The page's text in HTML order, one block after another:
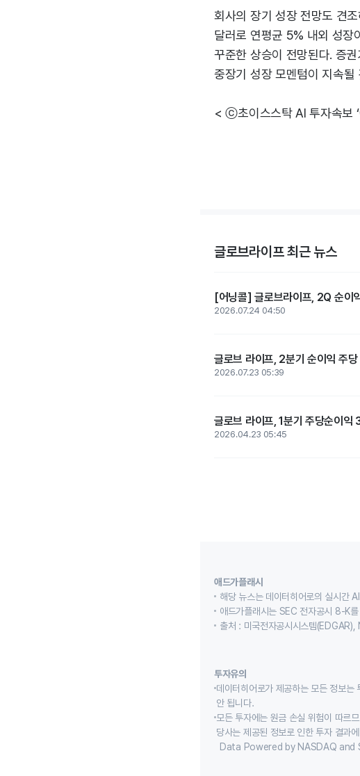
회사의 장기 성장 전망도 견
달러로 연평균 5% 내외 성
꾸준한 상승이 전망된다. 증
중장기 성장 모멘텀이 지속될
< ⓒ초이스스탁 AI 투자속보
글로브라이프 최근 뉴스
[어닝콜] 글로브라이프, 2Q 순
2026.07.24 04:50
글로브 라이프, 2분기 순이익 주
2026.07.23 05:39
글로브 라이프, 1분기 주당순이
2026.04.23 05:45
애드가플래시
해당 뉴스는 데이터히어로의 실시간
애드가플래시는 SEC 전자공시 8-K
출처 : 미국전자공시시스템
투자유의
데이터히어로가 제공하는 모든 정보는
안 됩니다.
모든 투자에는 원금 손실 위험이 따르
당사는 제공된 정보로 인한 투자 결과
Data Powered by NASDAQ and